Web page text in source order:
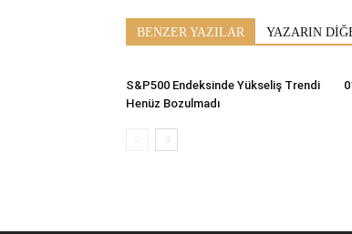
BENZER YAZILAR YAZARIN
S&P500 Endeksinde Yükseliş Trendi
Henüz Bozulmadı